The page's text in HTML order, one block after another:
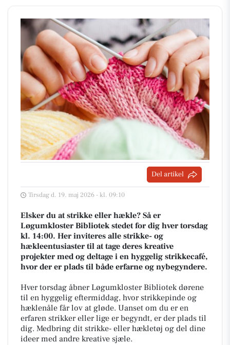
Del artikel
Tirsdag d. 19. maj 2026 - kl. 09:10
Elsker du at strikke eller hækle? Så er
Løgumkloster Bibliotek stedet for dig hver torsdag
kl. 14:00. Her inviteres alle strikke- og
hækleentusiaster til at tage deres kreative
projekter med og deltage i en hyggelig strikkecafé,
hvor der er plads til både erfarne og nybegyndere.
Hver torsdag åbner Løgumkloster Bibliotek dørene
til en hyggelig eftermiddag, hvor strikkepinde og
hæklenåle får lov at gløde. Uanset om du er en
erfaren strikker eller lige er begyndt, er der plads til
dig. Medbring dit strikke- eller hækletøj og del dine
ideer med andre kreative sjæle.